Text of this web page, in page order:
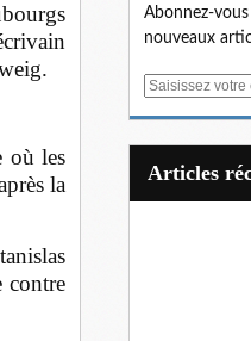
où les
la
contre
Abonnez-
nouveaux
E
articles